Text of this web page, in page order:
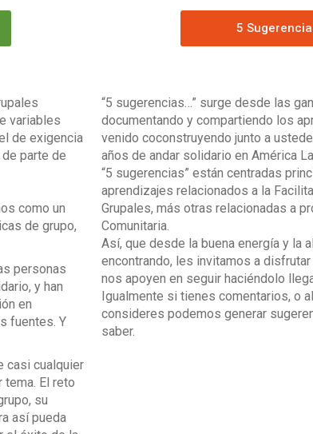
variables
de exigencia
parte de
como un
de grupo,
personas
y han
en
fuentes. Y
casi cualquier
tema. El reto
su
así pueda
5
“5 sugerencias…” surge desde las
documentando y compartiendo los
venido coconstruyendo junto a
años de andar solidario en América
“5 sugerencias” están centradas
aprendizajes relacionados a la
Grupales, más otras relacionadas a
Comunitaria.
Así, que desde la buena energía y la
encontrando, les invitamos a
nos apoyen en seguir haciéndolo
Igualmente si tienes comentarios, o
consideres podemos generar
saber.